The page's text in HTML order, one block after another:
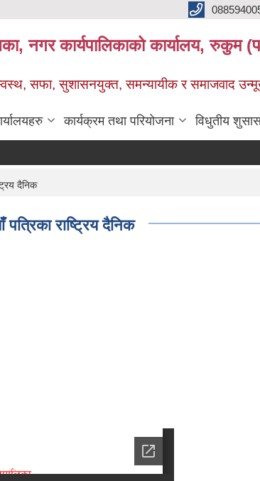
नगर कार्यपालिकाको कार्यालय, रुकुम
सफा, सुशासनयुक्त, समन्यायीक र समाजवाद
कार्यक्रम तथा परियोजना विधुतीय
दैनिक
पत्रिका राष्ट्रिय दैनिक